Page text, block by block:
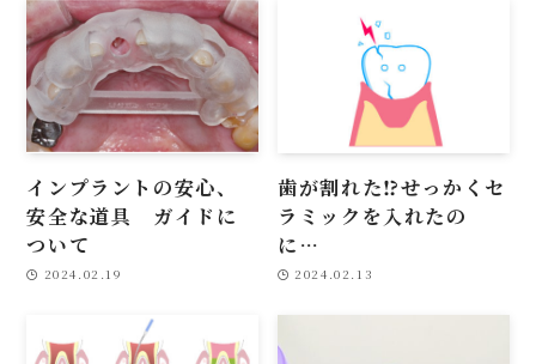
インプラントの安心、
安全な道具 ガイドに
ついて
2024.02.19
歯が割れた⁉せっかくセ
ラミックを入れたの
に…
2024.02.13